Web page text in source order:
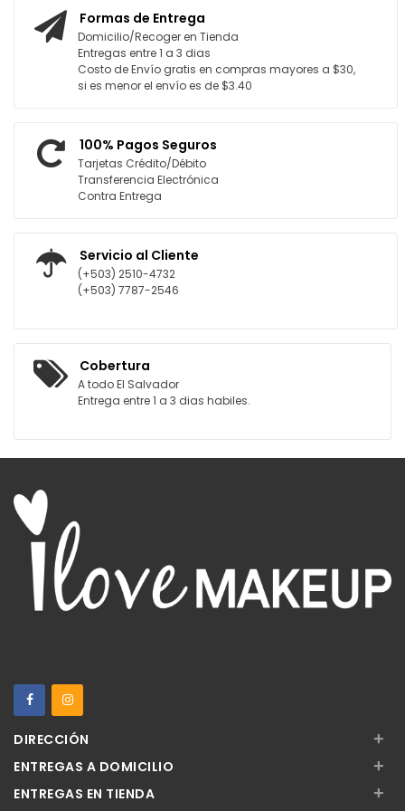
Formas de Entrega
Domicilio/Recoger en Tienda
Entregas entre 1 a 3 dias
Costo de Envío gratis en compras mayores a $30,
si es menor el envío es de $3.40
100% Pagos Seguros
Tarjetas Crédito/Débito
Transferencia Electrónica
Contra Entrega
Servicio al Cliente
(+503) 2510-4732
(+503) 7787-2546
Cobertura
A todo El Salvador
Entrega entre 1 a 3 dias habiles.
DIRECCIÓN +
ENTREGAS A DOMICILIO +
ENTREGAS EN TIENDA +